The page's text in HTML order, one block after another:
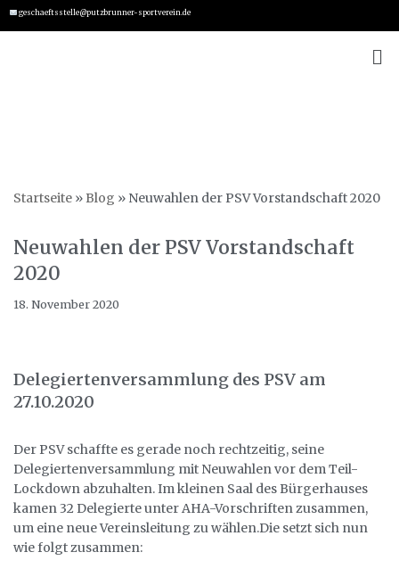
geschaeftsstelle@putzbrunner-sportverein.de
Startseite » Blog » Neuwahlen der PSV Vorstandschaft 2020
Neuwahlen der PSV Vorstandschaft
2020
18. November 2020
Delegiertenversammlung des PSV am
27.10.2020
Der PSV schaffte es gerade noch rechtzeitig, seine
Delegiertenversammlung mit Neuwahlen vor dem Teil-
Lockdown abzuhalten. Im kleinen Saal des Bürgerhauses
kamen 32 Delegierte unter AHA-Vorschriften zusammen,
um eine neue Vereinsleitung zu wählen.Die setzt sich nun
wie folgt zusammen: